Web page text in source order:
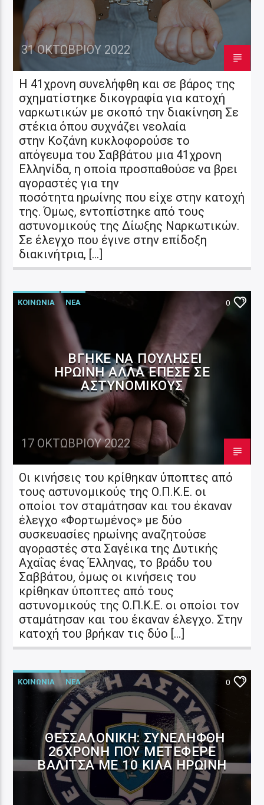
31 ΟΚΤΩΒΡΊΟΥ 2022
Η 41χρονη συνελήφθη και σε βάρος της
σχηματίστηκε δικογραφία για κατοχή
ναρκωτικών με σκοπό την διακίνηση Σε
στέκια όπου συχνάζει νεολαία
στην Κοζάνη κυκλοφορούσε το
απόγευμα του Σαββάτου μια 41χρονη
Ελληνίδα, η οποία προσπαθούσε να βρει
αγοραστές για την
ποσότητα ηρωίνης που είχε στην κατοχή
της. Όμως, εντοπίστηκε από τους
αστυνομικούς της Δίωξης Ναρκωτικών.
Σε έλεγχο που έγινε στην επίδοξη
διακινήτρια, […]
ΚΟΙΝΩΝΙΑ ΝΕΑ 0
ΒΓΉΚΕ ΝΑ ΠΟΥΛΉΣΕΙ
ΗΡΩΊΝΗ ΑΛΛΆ ΈΠΕΣΕ ΣΕ
ΑΣΤΥΝΟΜΙΚΟΎΣ
17 ΟΚΤΩΒΡΊΟΥ 2022
Οι κινήσεις του κρίθηκαν ύποπτες από
τους αστυνομικούς της Ο.Π.Κ.Ε. οι
οποίοι τον σταμάτησαν και του έκαναν
έλεγχο «Φορτωμένος» με δύο
συσκευασίες ηρωίνης αναζητούσε
αγοραστές στα Σαγέικα της Δυτικής
Αχαΐας ένας Έλληνας, το βράδυ του
Σαββάτου, όμως οι κινήσεις του
κρίθηκαν ύποπτες από τους
αστυνομικούς της Ο.Π.Κ.Ε. οι οποίοι τον
σταμάτησαν και του έκαναν έλεγχο. Στην
κατοχή του βρήκαν τις δύο […]
ΚΟΙΝΩΝΙΑ ΝΕΑ 0
ΘΕΣΣΑΛΟΝΊΚΗ: ΣΥΝΕΛΉΦΘΗ
26ΧΡΟΝΗ ΠΟΥ ΜΕΤΈΦΕΡΕ
ΒΑΛΊΤΣΑ ΜΕ 10 ΚΙΛΆ ΗΡΩΊΝΗ